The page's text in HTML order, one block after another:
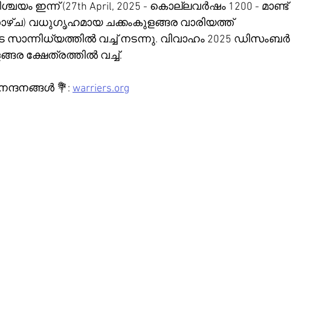
ഇന്ന് (27th April, 2025 - കൊല്ലവർഷം 1200 - മാണ്ട്
വധുഗൃഹമായ ചക്കംകുളങ്ങര വാരിയത്ത്
വച്ച് നടന്നു. വിവാഹം 2025 ഡിസംബർ
ക്ഷേത്രത്തിൽ വച്ച്.
💐: warriers.org